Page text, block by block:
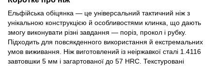
Ельфійська обіцянка — це універсальний тактичний ніж з
унікальною конструкцією й особливостями клинка, що дають
змогу виконувати різні завдання — поріз, прокол і рубку.
Підходить для повсякденного використання й екстремальних
умов виживання. Ніж виготовлений із неіржавкої сталі 1.4116
завтовшки 5 мм і загартованої до 57 HRC. Текстуровані